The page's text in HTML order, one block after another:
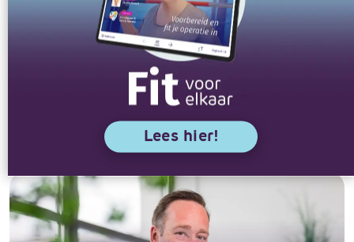
professioneel team zetten zich samen in
voor betere zorg en kwaliteit van leven.
Word vrijwilligerLees hier!